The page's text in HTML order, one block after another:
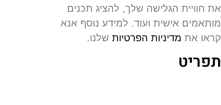
חוויית הגלישה שלך, להציג תכנים
אישית ועוד. למידע נוסף אנא
אתמדיניות הפרטיותשלנו.